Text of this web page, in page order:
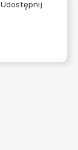
Udostępnij